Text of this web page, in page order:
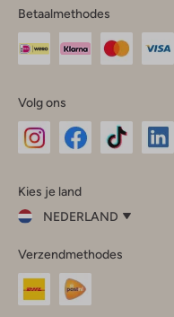
Betaalmethodes
Volg ons
InstagramFacebook
Kies je land
NEDERLAND
je
land
Nederland
Verzendmethodes